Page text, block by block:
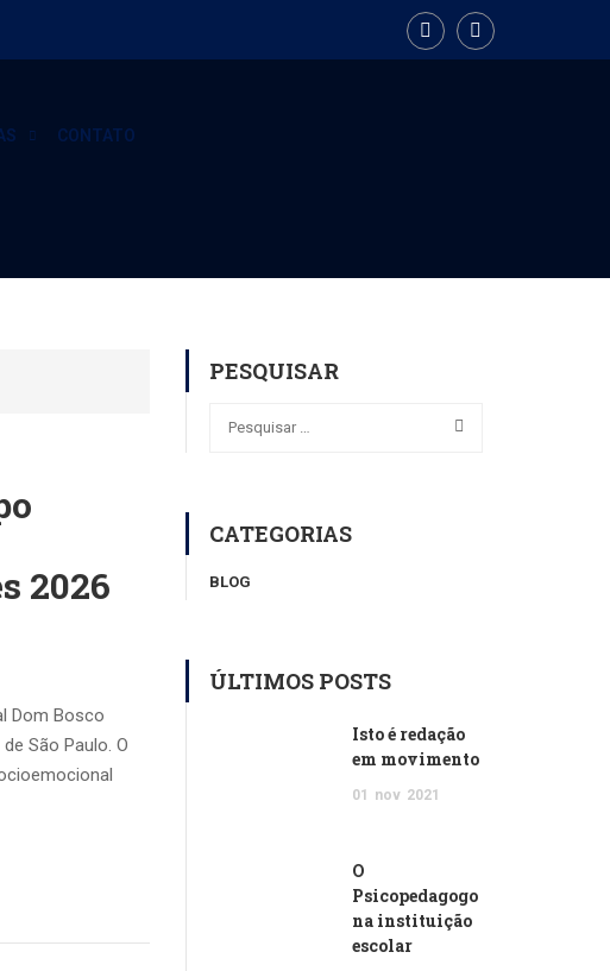
CONTATO
2026
Dom Bosco
São Paulo. O
PESQUISAR
CATEGORIAS
BLOG
ÚLTIMOS POSTS
Isto é redação
em movimento
01 nov 2021
O
Psicopedagogo
na instituição
escolar